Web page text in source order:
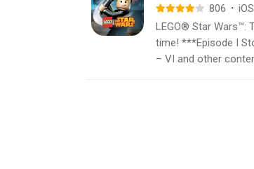
806 ·
LEGO® Star Wars™:
time! ***Episode I
– VI and other